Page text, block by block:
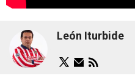
León Iturbide